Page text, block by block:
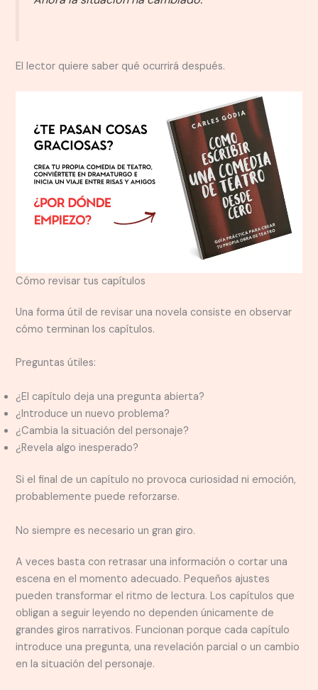
El lector quiere saber qué ocurrirá después.
Cómo revisar tus capítulos
Una forma útil de revisar una novela consiste en observar
cómo terminan los capítulos.
Preguntas útiles:
¿El capítulo deja una pregunta abierta?
¿Introduce un nuevo problema?
¿Cambia la situación del personaje?
¿Revela algo inesperado?
Si el final de un capítulo no provoca curiosidad ni emoción,
probablemente puede reforzarse.
No siempre es necesario un gran giro.
A veces basta con retrasar una información o cortar una
escena en el momento adecuado. Pequeños ajustes
pueden transformar el ritmo de lectura. Los capítulos que
obligan a seguir leyendo no dependen únicamente de
grandes giros narrativos. Funcionan porque cada capítulo
introduce una pregunta, una revelación parcial o un cambio
en la situación del personaje.